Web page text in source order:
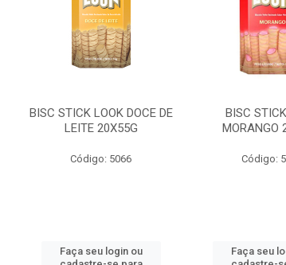
BISC STICK LOOK DOCE DE
LEITE 20X55G
Código: 5066
Faça seu login ou
BISC
MORANGO
Código:
Faça seu